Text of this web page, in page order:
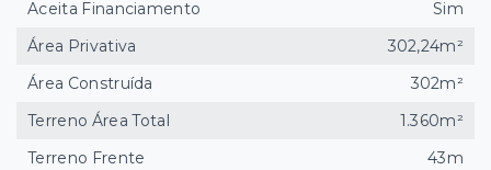
Aceita Financiamento
Sim
Área Privativa
302,24m²
Área Construída
302m²
Terreno Área Total
1.360m²
Terreno Frente
43m